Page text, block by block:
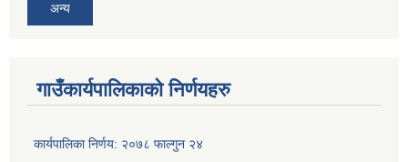
अन्य
गाउँकार्यपालिकाको निर्णयहरु
कार्यपालिका निर्णय: २०७८ फाल्गुन २४